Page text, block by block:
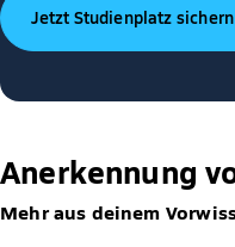
Schulabschluss
vergleichbare
erlangt.
Möglichkeit 3:
Du
bestanden.
Jetzt Studienplatz sichern
Anerkennung
Mehr aus deinem